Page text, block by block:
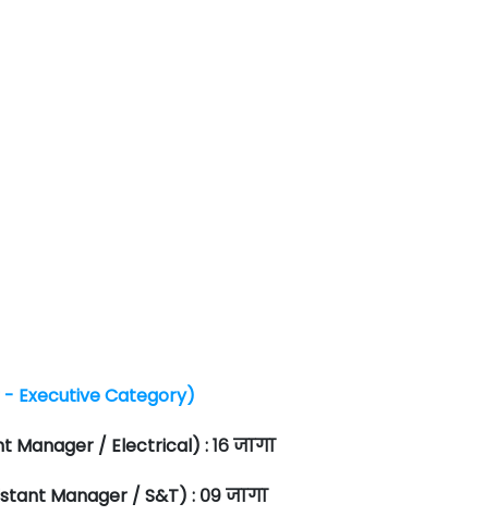
- Executive Category)
Manager / Electrical) : १६ जागा
Manager / S&T) : ०९ जागा